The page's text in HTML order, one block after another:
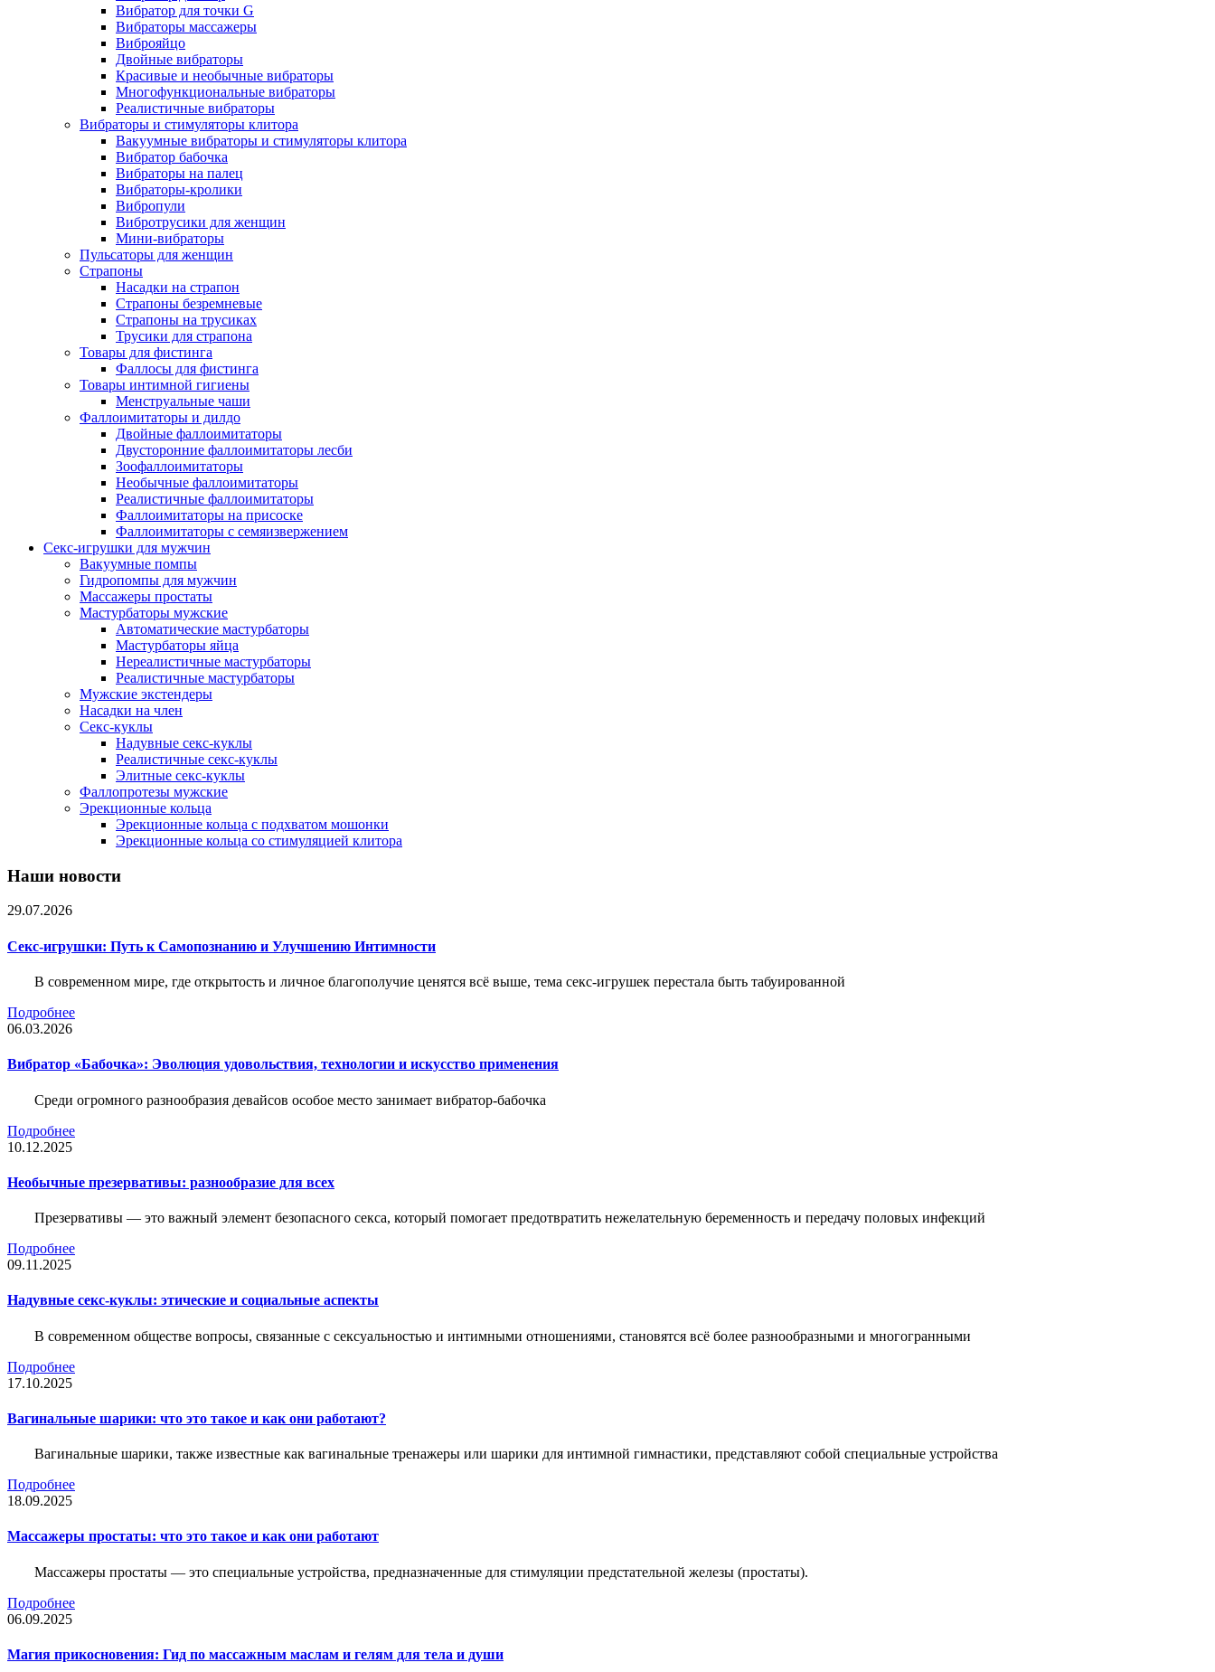
Вибратор для точки G
Вибраторы массажеры
Виброяйцо
Двойные вибраторы
Красивые и необычные вибраторы
Многофункциональные вибраторы
Реалистичные вибраторы
Вибраторы и стимуляторы клитора
Вакуумные вибраторы и стимуляторы клитора
Вибратор бабочка
Вибраторы на палец
Вибраторы-кролики
Вибропули
Вибротрусики для женщин
Мини-вибраторы
Пульсаторы для женщин
Страпоны
Насадки на страпон
Страпоны безремневые
Страпоны на трусиках
Трусики для страпона
Товары для фистинга
Фаллосы для фистинга
Товары интимной гигиены
Менструальные чаши
Фаллоимитаторы и дилдо
Двойные фаллоимитаторы
Двусторонние фаллоимитаторы лесби
Зоофаллоимитаторы
Необычные фаллоимитаторы
Реалистичные фаллоимитаторы
Фаллоимитаторы на присоске
Фаллоимитаторы с семяизвержением
Секс-игрушки для мужчин
Вакуумные помпы
Гидропомпы для мужчин
Массажеры простаты
Мастурбаторы мужские
Автоматические мастурбаторы
Мастурбаторы яйца
Нереалистичные мастурбаторы
Реалистичные мастурбаторы
Мужские экстендеры
Насадки на член
Секс-куклы
Надувные секс-куклы
Реалистичные секс-куклы
Элитные секс-куклы
Фаллопротезы мужские
Эрекционные кольца
Эрекционные кольца с подхватом мошонки
Эрекционные кольца со стимуляцией клитора
Наши новости
29.07.2026
Секс-игрушки: Путь к Самопознанию и Улучшению Интимности
В современном мире, где открытость и личное благополучие ценятся всё выше, тема секс-игрушек перестала быть табуированной
Подробнее
06.03.2026
Вибратор «Бабочка»: Эволюция удовольствия, технологии и искусство применения
Среди огромного разнообразия девайсов особое место занимает вибратор-бабочка
Подробнее
10.12.2025
Необычные презервативы: разнообразие для всех
Презервативы — это важный элемент безопасного секса, который помогает предотвратить нежелательную беременность и передачу половых инфекций
Подробнее
09.11.2025
Надувные секс-куклы: этические и социальные аспекты
В современном обществе вопросы, связанные с сексуальностью и интимными отношениями, становятся всё более разнообразными и многогранными
Подробнее
17.10.2025
Вагинальные шарики: что это такое и как они работают?
Вагинальные шарики, также известные как вагинальные тренажеры или шарики для интимной гимнастики, представляют собой специальные устройства
Подробнее
18.09.2025
Массажеры простаты: что это такое и как они работают
Массажеры простаты — это специальные устройства, предназначенные для стимуляции предстательной железы (простаты).
Подробнее
06.09.2025
Магия прикосновения: Гид по массажным маслам и гелям для тела и души